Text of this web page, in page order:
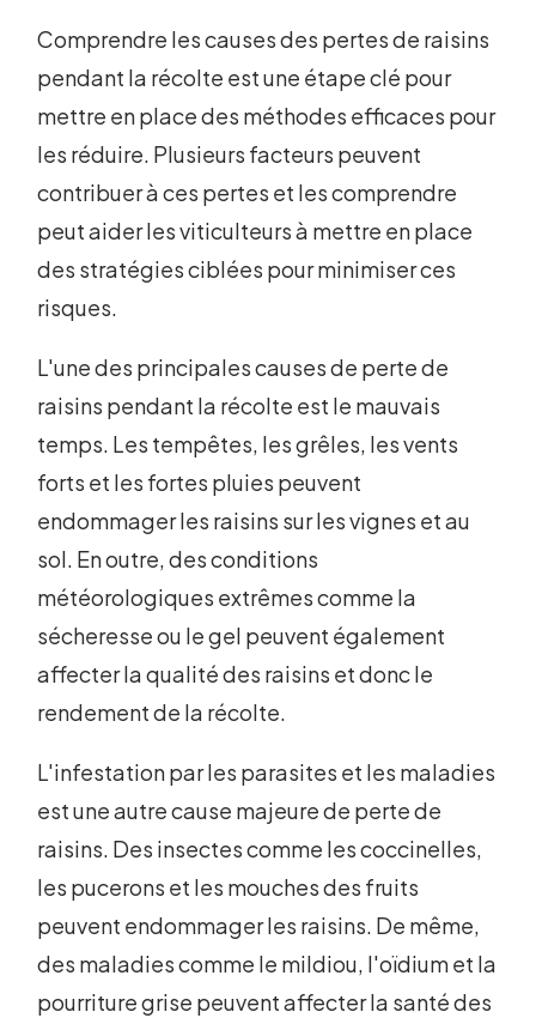
Comprendre les causes des pertes de raisins
pendant la récolte est une étape clé pour
mettre en place des méthodes efficaces pour
les réduire. Plusieurs facteurs peuvent
contribuer à ces pertes et les comprendre
peut aider les viticulteurs à mettre en place
des stratégies ciblées pour minimiser ces
risques.
L'une des principales causes de perte de
raisins pendant la récolte est le mauvais
temps. Les tempêtes, les grêles, les vents
forts et les fortes pluies peuvent
endommager les raisins sur les vignes et au
sol. En outre, des conditions
météorologiques extrêmes comme la
sécheresse ou le gel peuvent également
affecter la qualité des raisins et donc le
rendement de la récolte.
L'infestation par les parasites et les maladies
est une autre cause majeure de perte de
raisins. Des insectes comme les coccinelles,
les pucerons et les mouches des fruits
peuvent endommager les raisins. De même,
des maladies comme le mildiou, l'oïdium et la
pourriture grise peuvent affecter la santé des